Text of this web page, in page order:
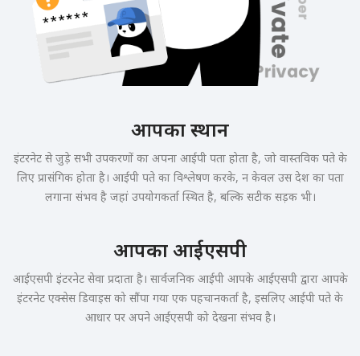
आपका स्थान
इंटरनेट से जुड़े सभी उपकरणों का अपना आईपी पता होता है, जो वास्तविक पते के
लिए प्रासंगिक होता है। आईपी पते का विश्लेषण करके, न केवल उस देश का पता
लगाना संभव है जहां उपयोगकर्ता स्थित है, बल्कि सटीक सड़क भी।
आपका आईएसपी
आईएसपी इंटरनेट सेवा प्रदाता है। सार्वजनिक आईपी आपके आईएसपी द्वारा आपके
इंटरनेट एक्सेस डिवाइस को सौंपा गया एक पहचानकर्ता है, इसलिए आईपी पते के
आधार पर अपने आईएसपी को देखना संभव है।